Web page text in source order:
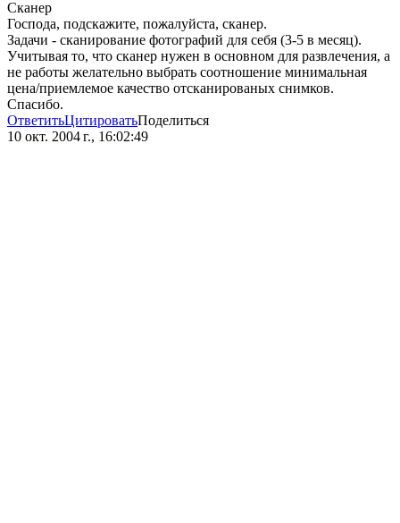
Сканер
Господа, подскажите, пожалуйста, сканер.
Задачи - сканирование фотографий для себя (3-5 в месяц).
Учитывая то, что сканер нужен в основном для развлечения, а
не работы желательно выбрать соотношение минимальная
цена/приемлемое качество отсканированых снимков.
Спасибо.
ОтветитьЦитироватьПоделиться
10 окт. 2004 г., 16:02:49